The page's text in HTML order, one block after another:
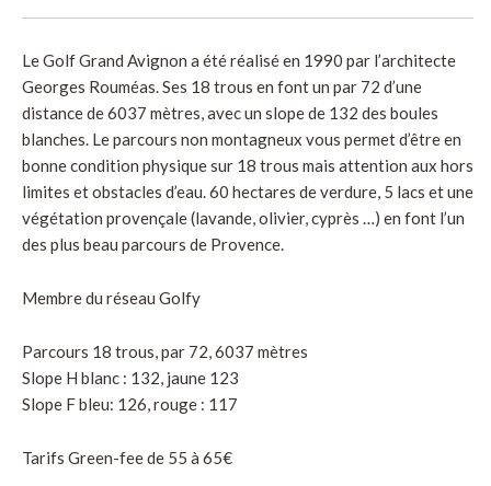
Le Golf Grand Avignon a été réalisé en 1990 par l’architecte
Georges Rouméas. Ses 18 trous en font un par 72 d’une
distance de 6037 mètres, avec un slope de 132 des boules
blanches. Le parcours non montagneux vous permet d’être en
bonne condition physique sur 18 trous mais attention aux hors
limites et obstacles d’eau. 60 hectares de verdure, 5 lacs et une
végétation provençale (lavande, olivier, cyprès …) en font l’un
des plus beau parcours de Provence.
Membre du réseau Golfy
Parcours 18 trous, par 72, 6037 mètres
Slope H blanc : 132, jaune 123
Slope F bleu: 126, rouge : 117
Tarifs Green-fee de 55 à 65€